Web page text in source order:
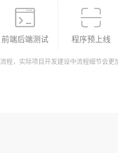
前端后端测试 程序预上线
程，实际项目开发建设中流程细节会更